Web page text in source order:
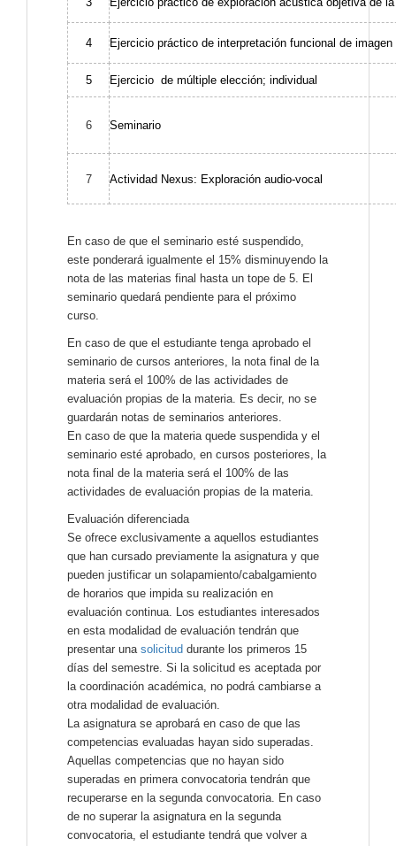
4 Ejercicio práctico de interpretación funcional de imagen
5 Ejercicio de múltiple elección; individual
6 Seminario
7 Actividad Nexus: Exploración audio-vocal
En caso de que el seminario esté suspendido,
este ponderará igualmente el 15% disminuyendo la
nota de las materias final hasta un tope de 5. El
seminario quedará pendiente para el próximo
curso.
En caso de que el estudiante tenga aprobado el
seminario de cursos anteriores, la nota final de la
materia será el 100% de las actividades de
evaluación propias de la materia. Es decir, no se
guardarán notas de seminarios anteriores.
En caso de que la materia quede suspendida y el
seminario esté aprobado, en cursos posteriores, la
nota final de la materia será el 100% de las
actividades de evaluación propias de la materia.
Evaluación diferenciada
Se ofrece exclusivamente a aquellos estudiantes
que han cursado previamente la asignatura y que
pueden justificar un solapamiento/cabalgamiento
de horarios que impida su realización en
evaluación continua. Los estudiantes interesados ​​
en esta modalidad de evaluación tendrán que
presentar una solicitud durante los primeros 15
días del semestre. Si la solicitud es aceptada por
la coordinación académica, no podrá cambiarse a
otra modalidad de evaluación.
La asignatura se aprobará en caso de que las
competencias evaluadas hayan sido superadas.
Aquellas competencias que no hayan sido
superadas en primera convocatoria tendrán que
recuperarse en la segunda convocatoria. En caso
de no superar la asignatura en la segunda
convocatoria, el estudiante tendrá que volver a